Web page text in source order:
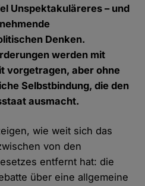
Unspektakuläreres – und
Denken.
werden mit
vorgetragen, aber ohne
Selbstbindung, die den
ausmacht.
wie weit sich das
von den
entfernt hat: die
über eine allgemeine